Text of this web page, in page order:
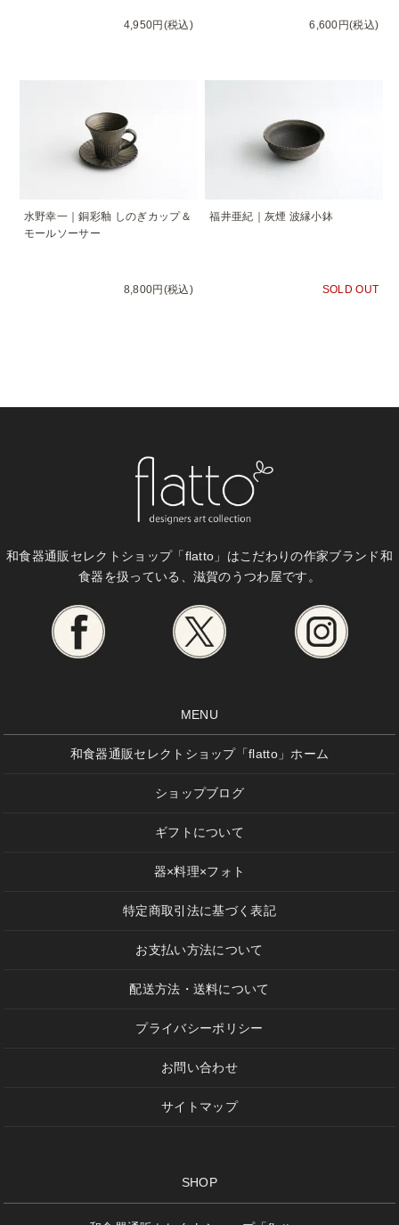
4,950円(税込) 6,600円(税込)
水野幸一｜銅彩釉 しのぎカップ＆
モールソーサー
8,800円(税込)
福井亜紀｜灰煙 波縁小鉢
SOLD OUT
和食器通販セレクトショップ「flatto」はこだわりの作家ブランド和
食器を扱っている、滋賀のうつわ屋です。
MENU
和食器通販セレクトショップ「flatto」ホーム
ショップブログ
ギフトについて
器×料理×フォト
特定商取引法に基づく表記
お支払い方法について
配送方法・送料について
プライバシーポリシー
お問い合わせ
サイトマップ
SHOP